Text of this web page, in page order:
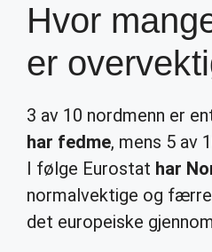
Hvor
er
3 av 10 nordmenn er
har fedme, mens 5 av
I følge Eurostat har
normalvektige og
det europeiske